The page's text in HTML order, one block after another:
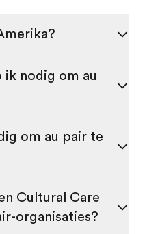
nodig om au
om au pair te
Cultural Care
organisaties?